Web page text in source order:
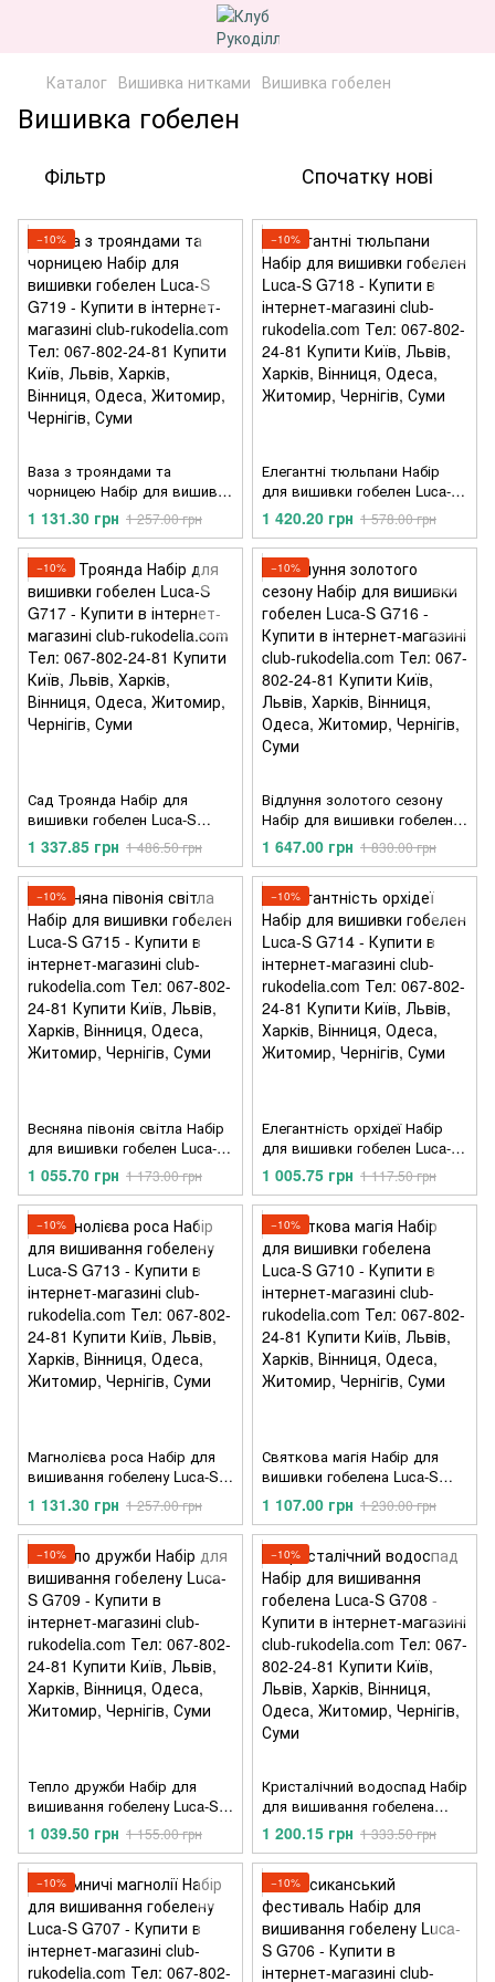
Каталог Вишивка нитками Вишивка гобелен
Вишивка гобелен
Фільтр Спочатку нові
−10%
Ваза з трояндами та
чорницею Набір для вишивки
гобелен Luca-S G719
1 131.30 грн 1 257.00 грн
−10%
Елегантні тюльпани Набір
для вишивки гобелен Luca-S
G718
1 420.20 грн 1 578.00 грн
−10%
Сад Троянда Набір для
вишивки гобелен Luca-S
G717
1 337.85 грн 1 486.50 грн
−10%
Відлуння золотого сезону
Набір для вишивки гобелен
Luca-S G716
1 647.00 грн 1 830.00 грн
−10%
Весняна півонія світла Набір
для вишивки гобелен Luca-S
G715
1 055.70 грн 1 173.00 грн
−10%
Елегантність орхідеї Набір
для вишивки гобелен Luca-S
G714
1 005.75 грн 1 117.50 грн
−10%
Магнолієва роса Набір для
вишивання гобелену Luca-S
G713
1 131.30 грн 1 257.00 грн
−10%
Святкова магія Набір для
вишивки гобелена Luca-S
G710
1 107.00 грн 1 230.00 грн
−10%
Тепло дружби Набір для
вишивання гобелену Luca-S
G709
1 039.50 грн 1 155.00 грн
−10%
Кристалічний водоспад Набір
для вишивання гобелена
Luca-S G708
1 200.15 грн 1 333.50 грн
−10% −10%